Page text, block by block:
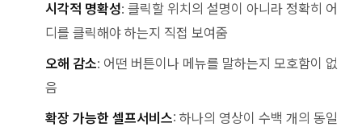
시각적 명확성: 클릭할 위치의 설명이 아니라 정확히 어
디를 클릭해야 하는지 직접 보여줌
오해 감소: 어떤 버튼이나 메뉴를 말하는지 모호함이 없
음
확장 가능한 셀프서비스: 하나의 영상이 수백 개의 동일